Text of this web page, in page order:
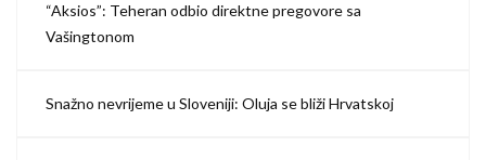
“Aksios”: Teheran odbio direktne pregovore sa
Vašingtonom
Snažno nevrijeme u Sloveniji: Oluja se bliži Hrvatskoj